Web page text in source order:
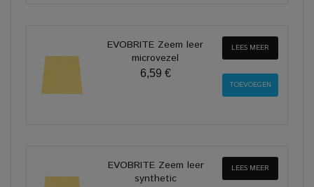
EVOBRITE Zeem leer
microvezel
6,59 €
LEES MEER
EVOBRITE Zeem leer
synthetic
LEES MEER